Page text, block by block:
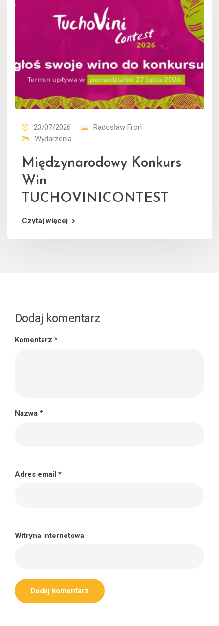
23/07/2026
Radosław Froń
Wydarzenia
Międzynarodowy Konkurs
Win
TUCHOVINICONTEST
Czytaj więcej
Dodaj komentarz
Komentarz *
Nazwa *
Adres email *
Witryna internetowa